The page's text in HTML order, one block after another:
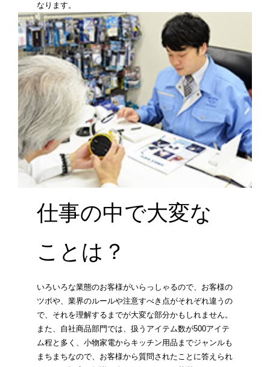
なります。
仕事の中で大変な
ことは？
いろいろな業態のお客様がいらっしゃるので、お客様の
ツボや、業界のルールや注意すべき点がそれぞれ違うの
で、それを理解するまでが大変な部分かもしれません。
また、自社商品部門では、扱うアイテム数が500アイテ
ム程と多く、小物家電からキッチン用品までジャンルも
まちまちなので、お客様から質問されたことに答えられ